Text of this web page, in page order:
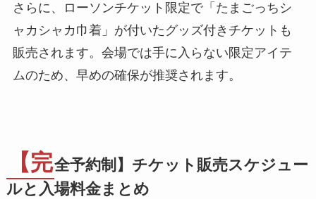
さらに、ローソンチケット限定で「たまごっちシ
ャカシャカ巾着」が付いたグッズ付きチケットも
販売されます。会場では手に入らない限定アイテ
ムのため、早めの確保が推奨されます。
【完全予約制】チケット販売スケジュー
ルと入場料金まとめ